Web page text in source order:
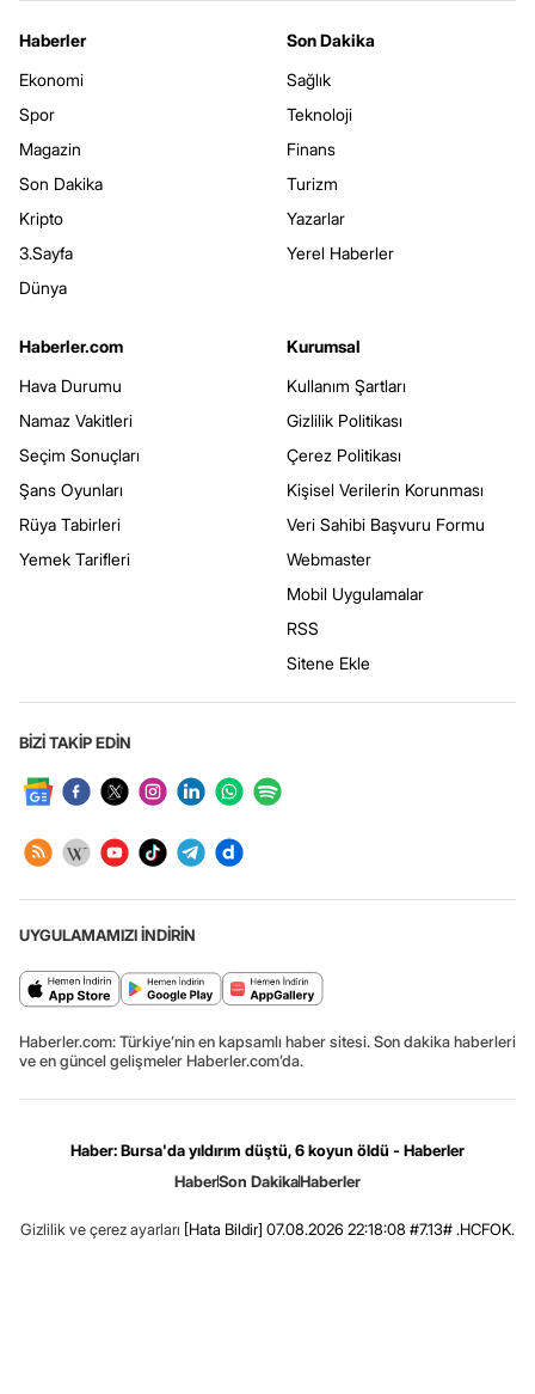
Haberler
Ekonomi
Spor
Magazin
Son Dakika
Kripto
3.Sayfa
Dünya
Son Dakika
Sağlık
Teknoloji
Finans
Turizm
Yazarlar
Yerel Haberler
Haberler.com
Hava Durumu
Namaz Vakitleri
Seçim Sonuçları
Şans Oyunları
Rüya Tabirleri
Yemek Tarifleri
Kurumsal
Kullanım Şartları
Gizlilik Politikası
Çerez Politikası
Kişisel Verilerin Korunması
Veri Sahibi Başvuru Formu
Webmaster
Mobil Uygulamalar
RSS
Sitene Ekle
BİZİ TAKİP EDİN
UYGULAMAMIZI İNDİRİN
Haberler.com: Türkiye’nin en kapsamlı haber sitesi. Son dakika haberleri
ve en güncel gelişmeler Haberler.com’da.
Haber: Bursa'da yıldırım düştü, 6 koyun öldü - Haberler
HaberSon DakikaHaberler
Gizlilik ve çerez ayarları [Hata Bildir] 07.08.2026 22:18:08 #7.13# .HCFOK.